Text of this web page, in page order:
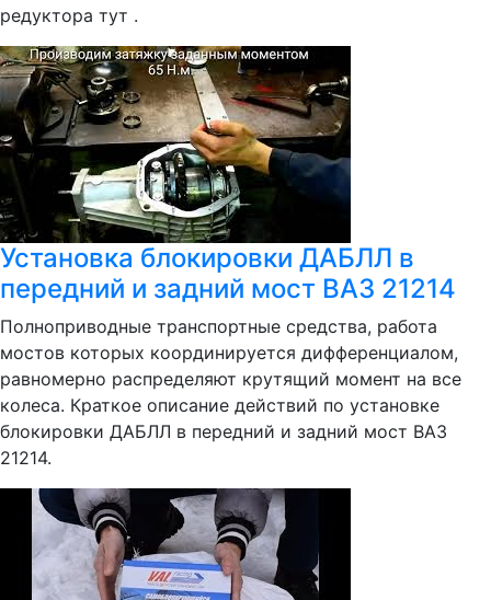
редуктора тут .
Установка блокировки ДАБЛЛ в
передний и задний мост ВАЗ 21214
Полноприводные транспортные средства, работа
мостов которых координируется дифференциалом,
равномерно распределяют крутящий момент на все
колеса. Краткое описание действий по установке
блокировки ДАБЛЛ в передний и задний мост ВАЗ
21214.